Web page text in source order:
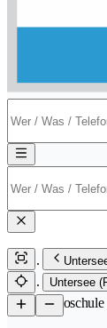
Untersee
/